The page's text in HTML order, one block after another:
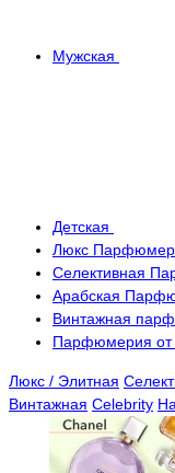
Мужская
Детская
Люкс
Селективная
Арабская
Винтажная
Парфюмерия от
Люкс / Элитная
Винтажная Celebrity